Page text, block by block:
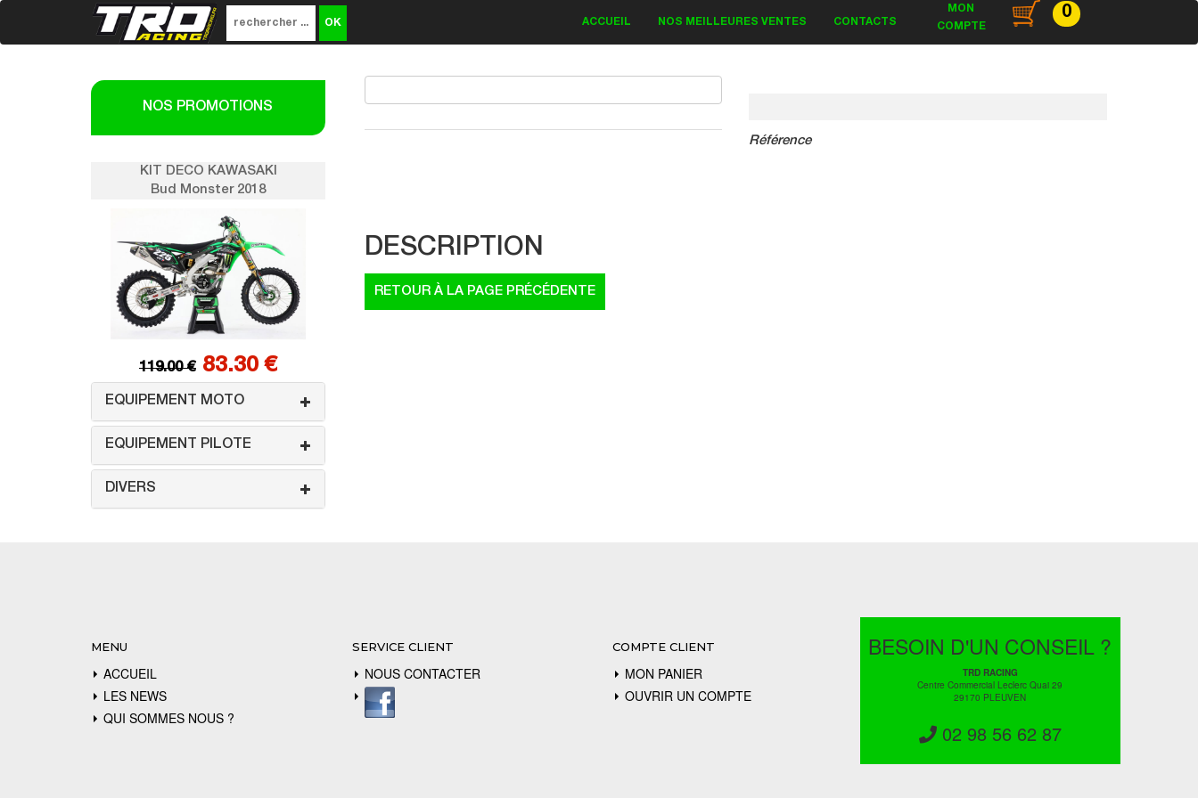
ACCUEIL NOS MEILLEURES VENTES CONTACTS
MON
COMPTE
0
NOS PROMOTIONS
KIT DECO KAWASAKI
Bud Monster 2018
119.00 € 83.30 €
EQUIPEMENT MOTO
EQUIPEMENT PILOTE
DIVERS
Référence
DESCRIPTION
MENU
ACCUEIL
LES NEWS
QUI SOMMES NOUS ?
SERVICE CLIENT
NOUS CONTACTER
COMPTE CLIENT
MON PANIER
OUVRIR UN COMPTE
BESOIN D'UN CONSEIL ?
TRD RACING
Centre Commercial Leclerc Quai 29
29170 PLEUVEN
02 98 56 62 87